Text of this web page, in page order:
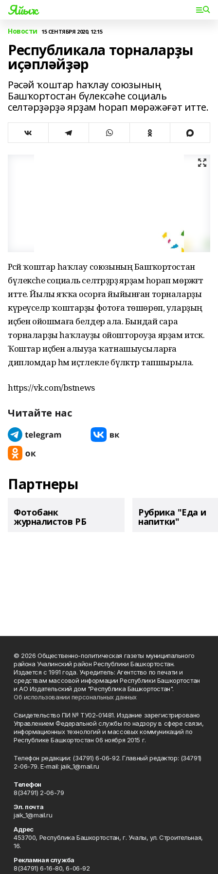
Яйыҡ
Новости 15 СЕНТЯБРЯ 2020, 12:15
Республикала торналарҙы
иҫәпләйҙәр
Рәсәй ҡоштар һаҡлау союзының
Башҡортостан бүлексәһе социаль
селтәрҙәрҙә ярҙам һорап мөрәжәғәт итте.
Рәсәй ҡоштар һаҡлау союзының Башҡортостан
бүлексәһе социаль селтәрҙәрҙә ярҙам һорап мөрәжәғәт
итте. Йылы яҡҡа осорға йыйынған торналарҙы
күреүселәр ҡоштарҙы фотоға төшөрөп, уларҙың
иҫәбен ойошмаға белдерә ала. Бындай сара
торналарҙы һаҡлауҙы ойоштороуҙа ярҙам итәсәк.
Ҡоштар иҫәбен алыуҙа ҡатнашыусыларға
дипломдар һәм иҫтәлекле бүләктәр тапшырыла.
https://vk.com/bstnews
Читайте нас
Партнеры
Фотобанк
журналистов РБ
Рубрика "Еда и
напитки"
© 2026 Общественно-политическая газеты муниципального
района Учалинский район Республики Башкортостан.
Издается с 1991 года. Учредитель: Агентство по печати и
средствам массовой информации Республики Башкортостан
и АО Издательский дом "Республика Башкортостан".
Об использовании персональных данных
Свидетельство ПИ № ТУ02-01481. Издание зарегистрировано
Управлением Федеральной службы по надзору в сфере связи,
информационных технологий и массовых коммуникаций по
Республике Башкортостан 06 ноября 2015 г.
Телефон редакции: (34791) 6-06-92. Главный редактор: (34791)
2-06-79. Е-mаil: jaik_1@mail.ru
Телефон
8(34791) 2-06-79
Эл. почта
jaik_1@mail.ru
Адрес
453700, Республика Башкортостан, г. Учалы, ул. Строительная,
16.
Рекламная служба
8(34791) 6-16-80, 6-06-92